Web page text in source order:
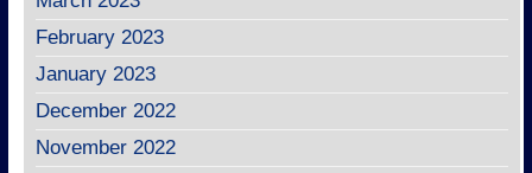
February 2023
January 2023
December 2022
November 2022